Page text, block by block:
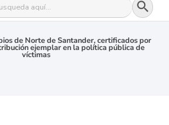
de Norte de Santander, certificados por
ejemplar en la política pública de
víctimas